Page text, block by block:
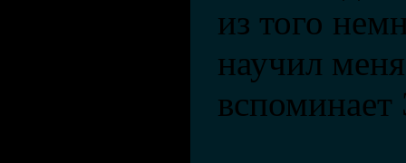
из того
научил
вспоминает